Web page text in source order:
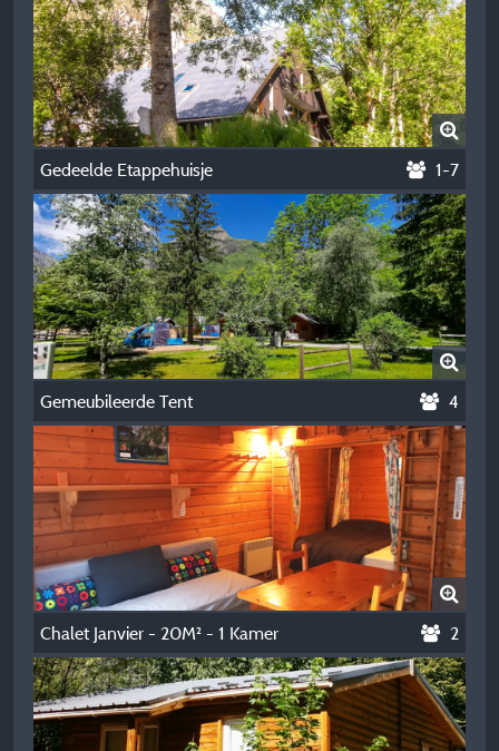
Gedeelde Etappehuisje 1-7
Gemeubileerde Tent 4
Chalet Janvier - 20M² - 1 Kamer 2